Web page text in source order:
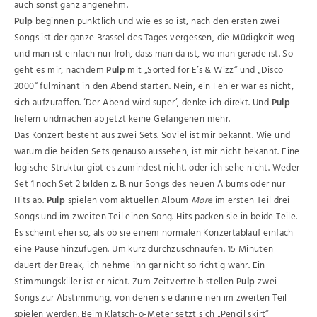
auch sonst ganz angenehm.
Pulp beginnen pünktlich und wie es so ist, nach den ersten zwei
Songs ist der ganze Brassel des Tages vergessen, die Müdigkeit weg
und man ist einfach nur froh, dass man da ist, wo man gerade ist. So
geht es mir, nachdem Pulpmit „Sorted for E’s & Wizz“ und „Disco
2000“ fulminant in den Abend starten. Nein, ein Fehler war es nicht,
sich aufzuraffen. ‘Der Abend wird super’, denke ich direkt. Und Pulp
liefern undmachen ab jetzt keine Gefangenen mehr.
Das Konzert besteht aus zwei Sets. Soviel ist mir bekannt. Wie und
warum die beiden Sets genauso aussehen, ist mir nicht bekannt. Eine
logische Struktur gibt es zumindest nicht. oder ich sehe nicht. Weder
Set 1 noch Set 2 bilden z. B. nur Songs des neuen Albums oder nur
Hits ab. Pulpspielen vom aktuellen Album Moreim ersten Teil drei
Songs und im zweiten Teil einen Song. Hits packen sie in beide Teile.
Es scheint eher so, als ob sie einem normalen Konzertablauf einfach
eine Pause hinzufügen. Um kurz durchzuschnaufen. 15 Minuten
dauert der Break, ich nehme ihn gar nicht so richtig wahr. Ein
Stimmungskiller ist er nicht. Zum Zeitvertreib stellen Pulpzwei
Songs zur Abstimmung, von denen sie dann einen im zweiten Teil